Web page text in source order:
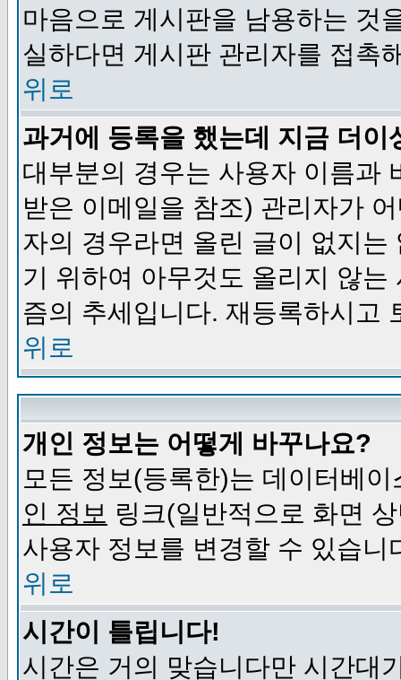
마음으로 게시판을 남용하는 것
실하다면 게시판 관리자를 접촉
위로
과거에 등록을 했는데 지금 더
대부분의 경우는 사용자 이름과
받은 이메일을 참조) 관리자가
자의 경우라면 올린 글이 없지
기 위하여 아무것도 올리지 않
즘의 추세입니다. 재등록하시고
위로
개인 정보는 어떻게 바꾸나요?
모든 정보(등록한)는 데이터베
인 정보 링크(일반적으로 화면
사용자 정보를 변경할 수 있습니
위로
시간이 틀립니다!
시간은 거의 맞습니다만 시간대